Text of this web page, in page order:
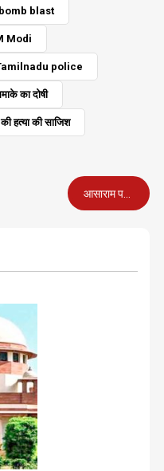
blast
Modi
police
का दोषी
हत्या की साजिश